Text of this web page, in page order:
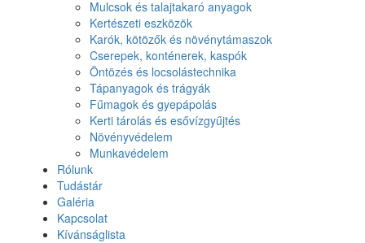
Mulcsok és talajtakaró anyagok
Kertészeti eszközök
Karók, kötözők és növénytámaszok
Cserepek, konténerek, kaspók
Öntözés és locsolástechnika
Tápanyagok és trágyák
Fűmagok és gyepápolás
Kerti tárolás és esővízgyűjtés
Növényvédelem
Munkavédelem
Rólunk
Tudástár
Galéria
Kapcsolat
Kívánságlista